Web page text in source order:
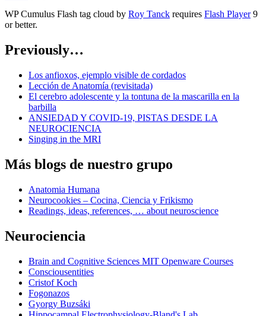
WP Cumulus Flash tag cloud by Roy Tanck requires Flash Player9
or better.
Previously…
Los anfioxos, ejemplo visible de cordados
Lección de Anatomía (revisitada)
El cerebro adolescente y la tontuna de la mascarilla en la
barbilla
ANSIEDAD Y COVID-19, PISTAS DESDE LA
NEUROCIENCIA
Singing in the MRI
Más blogs de nuestro grupo
Anatomia Humana
Neurocookies – Cocina, Ciencia y Frikismo
Readings, ideas, references, … about neuroscience
Neurociencia
Brain and Cognitive Sciences MIT Openware Courses
Consciousentities
Cristof Koch
Fogonazos
Gyorgy Buzsáki